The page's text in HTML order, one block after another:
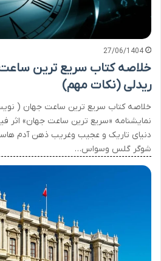
27/06/1404
خلاصه کتاب سریع ترین
ریدلی (نکات مهم)
خلاصه کتاب سریع ترین ساعت جهان (
نمایشنامه «سریع ترین ساعت جهان» اثر
دنیای تاریک و عجیب وغریب ذهن آدم
شوگر گلس وسواس…